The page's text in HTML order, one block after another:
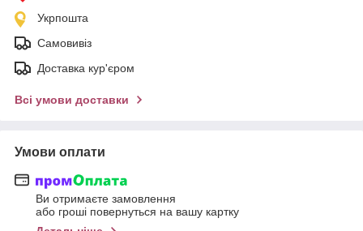
Укрпошта
Самовивіз
Доставка кур'єром
Всі умови доставки
Умови оплати
Ви отримаєте замовлення
або гроші повернуться на вашу картку